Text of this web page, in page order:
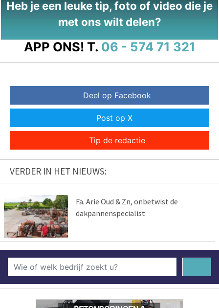
Heb je een leuke tip, foto of video die je
met ons wilt delen?
APP ONS! T. 06 - 574 71 321
Deel op Facebook
Post op X
Tip de redactie
VERDER IN HET NIEUWS:
Fa. Arie Oud & Zn, onbetwist de
dakpannenspecialist